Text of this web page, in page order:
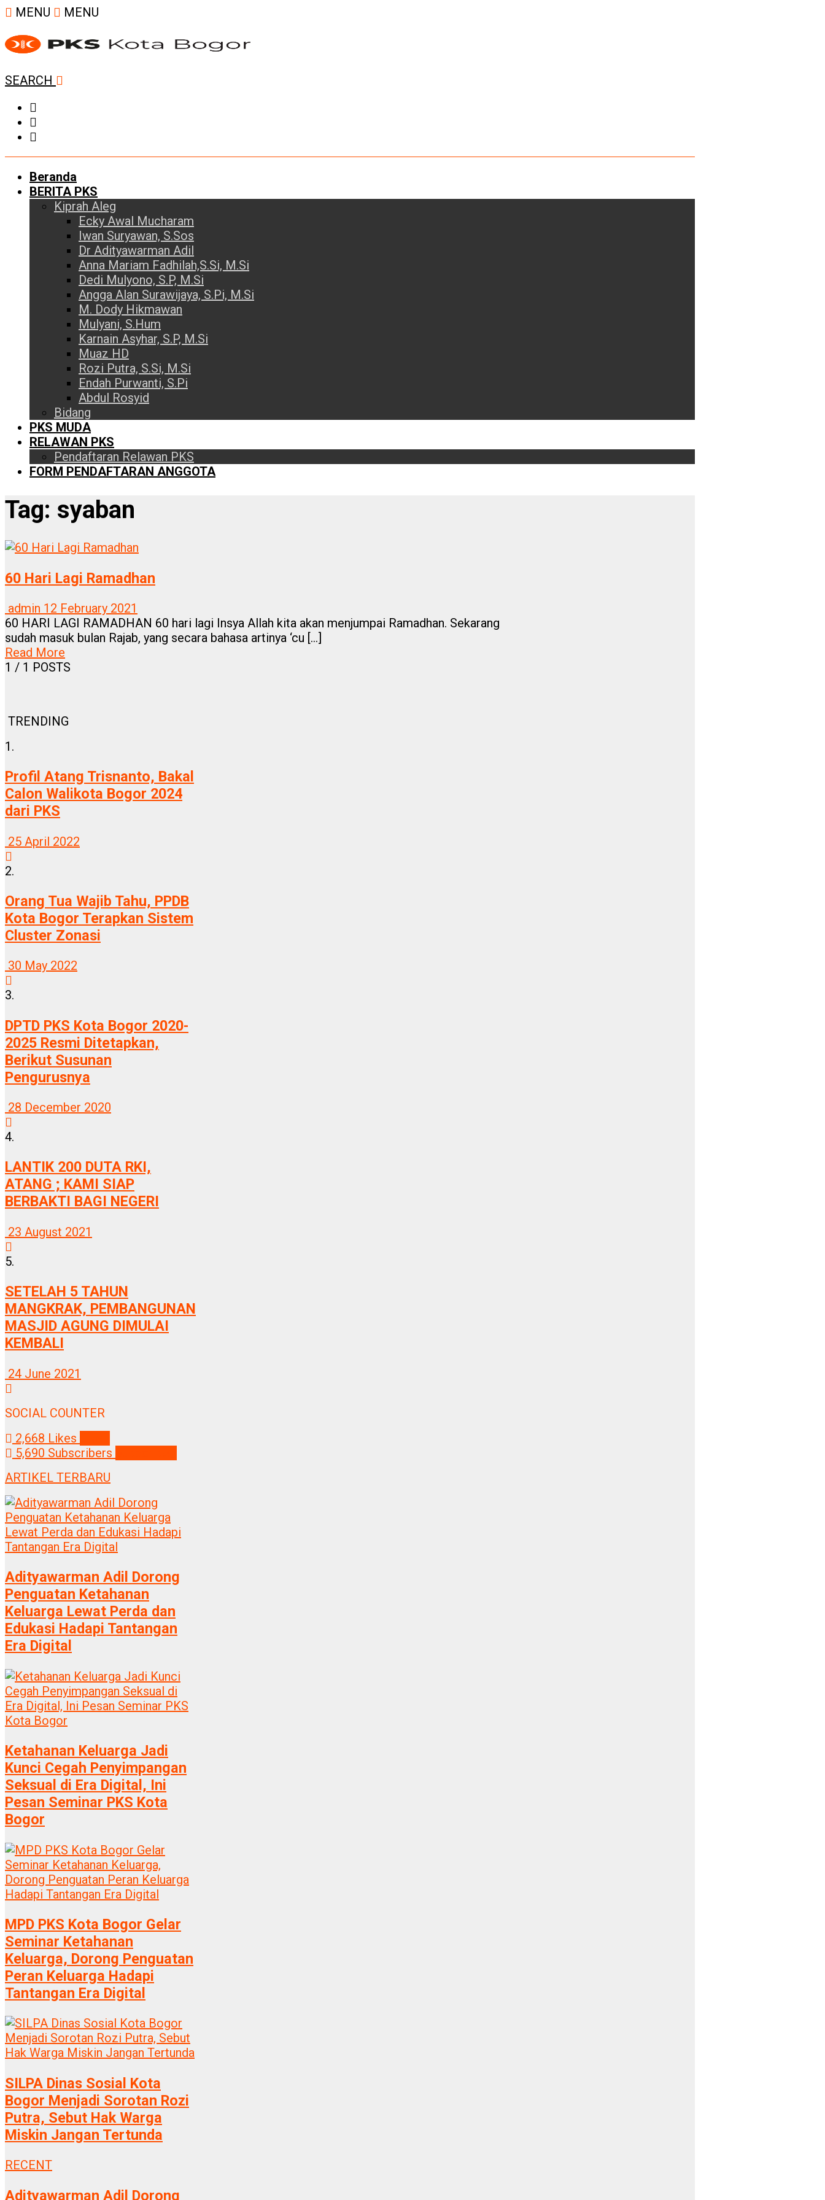
MENU MENU
SEARCH
Beranda
BERITA PKS
Kiprah Aleg
Ecky Awal Mucharam
Iwan Suryawan, S.Sos
Dr Adityawarman Adil
Anna Mariam Fadhilah,S.Si, M.Si
Dedi Mulyono, S.P, M.Si
Angga Alan Surawijaya, S.Pi, M.Si
M. Dody Hikmawan
Mulyani, S.Hum
Karnain Asyhar, S.P, M.Si
Muaz HD
Rozi Putra, S.Si, M.Si
Endah Purwanti, S.Pi
Abdul Rosyid
Bidang
PKS MUDA
RELAWAN PKS
Pendaftaran Relawan PKS
FORM PENDAFTARAN ANGGOTA
Tag: syaban
60 Hari Lagi Ramadhan
admin 12 February 2021
60 HARI LAGI RAMADHAN 60 hari lagi Insya Allah kita akan menjumpai Ramadhan. Sekarang
sudah masuk bulan Rajab, yang secara bahasa artinya ‘cu [...]
Read More
1 / 1 POSTS
TRENDING
1.
Profil Atang Trisnanto, Bakal
Calon Walikota Bogor 2024
dari PKS
25 April 2022
2.
Orang Tua Wajib Tahu, PPDB
Kota Bogor Terapkan Sistem
Cluster Zonasi
30 May 2022
3.
DPTD PKS Kota Bogor 2020-
2025 Resmi Ditetapkan,
Berikut Susunan
Pengurusnya
28 December 2020
4.
LANTIK 200 DUTA RKI,
ATANG ; KAMI SIAP
BERBAKTI BAGI NEGERI
23 August 2021
5.
SETELAH 5 TAHUN
MANGKRAK, PEMBANGUNAN
MASJID AGUNG DIMULAI
KEMBALI
24 June 2021
SOCIAL COUNTER
2,668 Likes
5,690 Subscribers
ARTIKEL TERBARU
Adityawarman Adil Dorong
Penguatan Ketahanan
Keluarga Lewat Perda dan
Edukasi Hadapi Tantangan
Era Digital
Ketahanan Keluarga Jadi
Kunci Cegah Penyimpangan
Seksual di Era Digital, Ini
Pesan Seminar PKS Kota
Bogor
MPD PKS Kota Bogor Gelar
Seminar Ketahanan
Keluarga, Dorong Penguatan
Peran Keluarga Hadapi
Tantangan Era Digital
SILPA Dinas Sosial Kota
Bogor Menjadi Sorotan Rozi
Putra, Sebut Hak Warga
Miskin Jangan Tertunda
RECENT
Adityawarman Adil Dorong